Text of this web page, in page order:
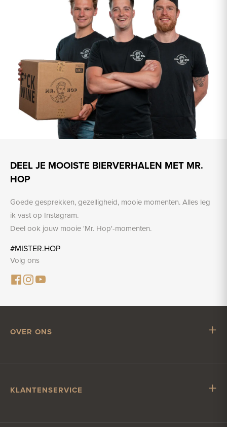
DEEL JE MOOISTE BIERVERHALEN MET MR.
HOP
Goede gesprekken, gezelligheid, mooie momenten. Alles leg
ik vast op Instagram.
Deel ook jouw mooie 'Mr. Hop'-momenten.
#MISTER.HOP
Volg ons
OVER ONS
Vacatures
KLANTENSERVICE